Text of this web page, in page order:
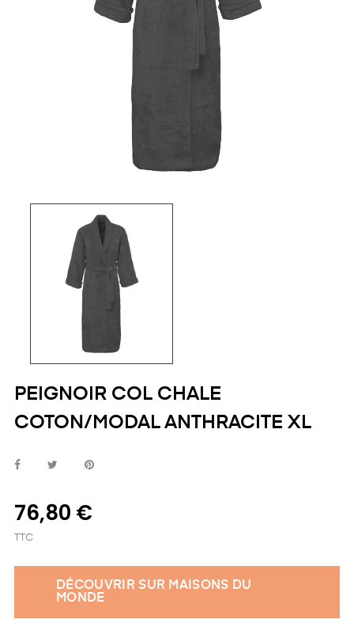
PEIGNOIR COL CHALE
COTON/MODAL ANTHRACITE XL
76,80 €
TTC
DÉCOUVRIR SUR MAISONS DU
MONDE